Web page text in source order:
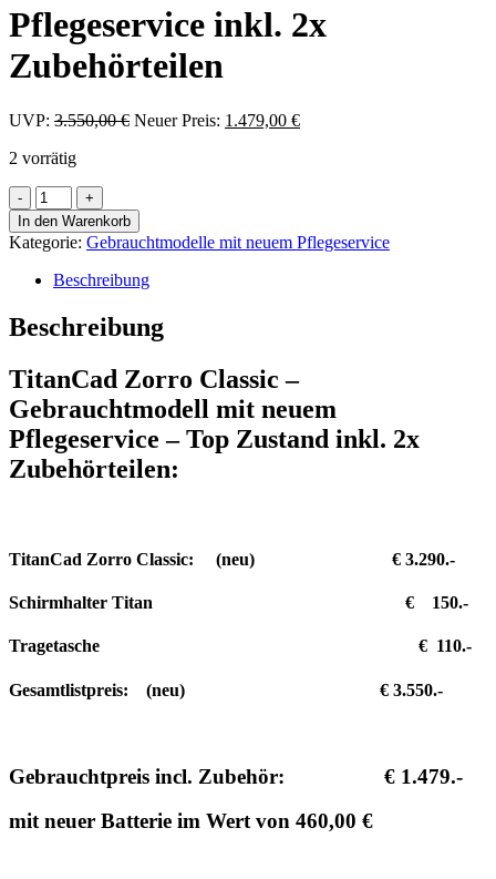
Pflegeservice inkl. 2x
Zubehörteilen
UVP: 3.550,00€ Ursprünglicher
Neuer Preis: 1.479,00 €Aktueller
2 vorrätig
TitanCad
Zorro
Classic
-
Gebrauchtmodelle
mit
neuem
Pflegeservice
2x
Zubehörteilen
Menge
In den Warenkorb
Kategorie: Gebrauchtmodelle mit neuem Pflegeservice
Beschreibung
Beschreibung
TitanCad Zorro Classic –
Gebrauchtmodell mit neuem
Pflegeservice – Top Zustand inkl. 2x
Zubehörteilen:
TitanCad Zorro Classic: (neu) € 3.290.-
Schirmhalter Titan € 150.-
Tragetasche € 110.-
Gesamtlistpreis: (neu) € 3.550.-
Gebrauchtpreis incl. Zubehör: € 1.479.-
mit neuer Batterie im Wert von 460,00 €